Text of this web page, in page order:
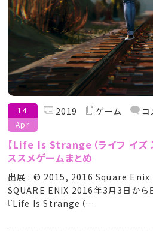
14
Apr
2019 ゲーム コ
【Life Is Strange（ライフ イズ
ススメゲームまとめ
出展 : © 2015, 2016 Square
SQUARE ENIX 2016年3月3日から
『Life Is Strange（…